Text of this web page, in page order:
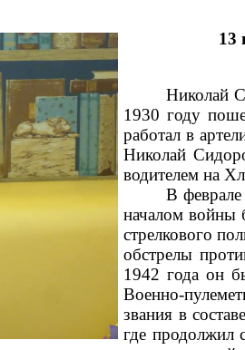
13
Николай
1930 году
работал в
Николай
водителем на
В
началом войны
стрелкового
обстрелы
1942 года он
Военно-
звания в
где продолжил